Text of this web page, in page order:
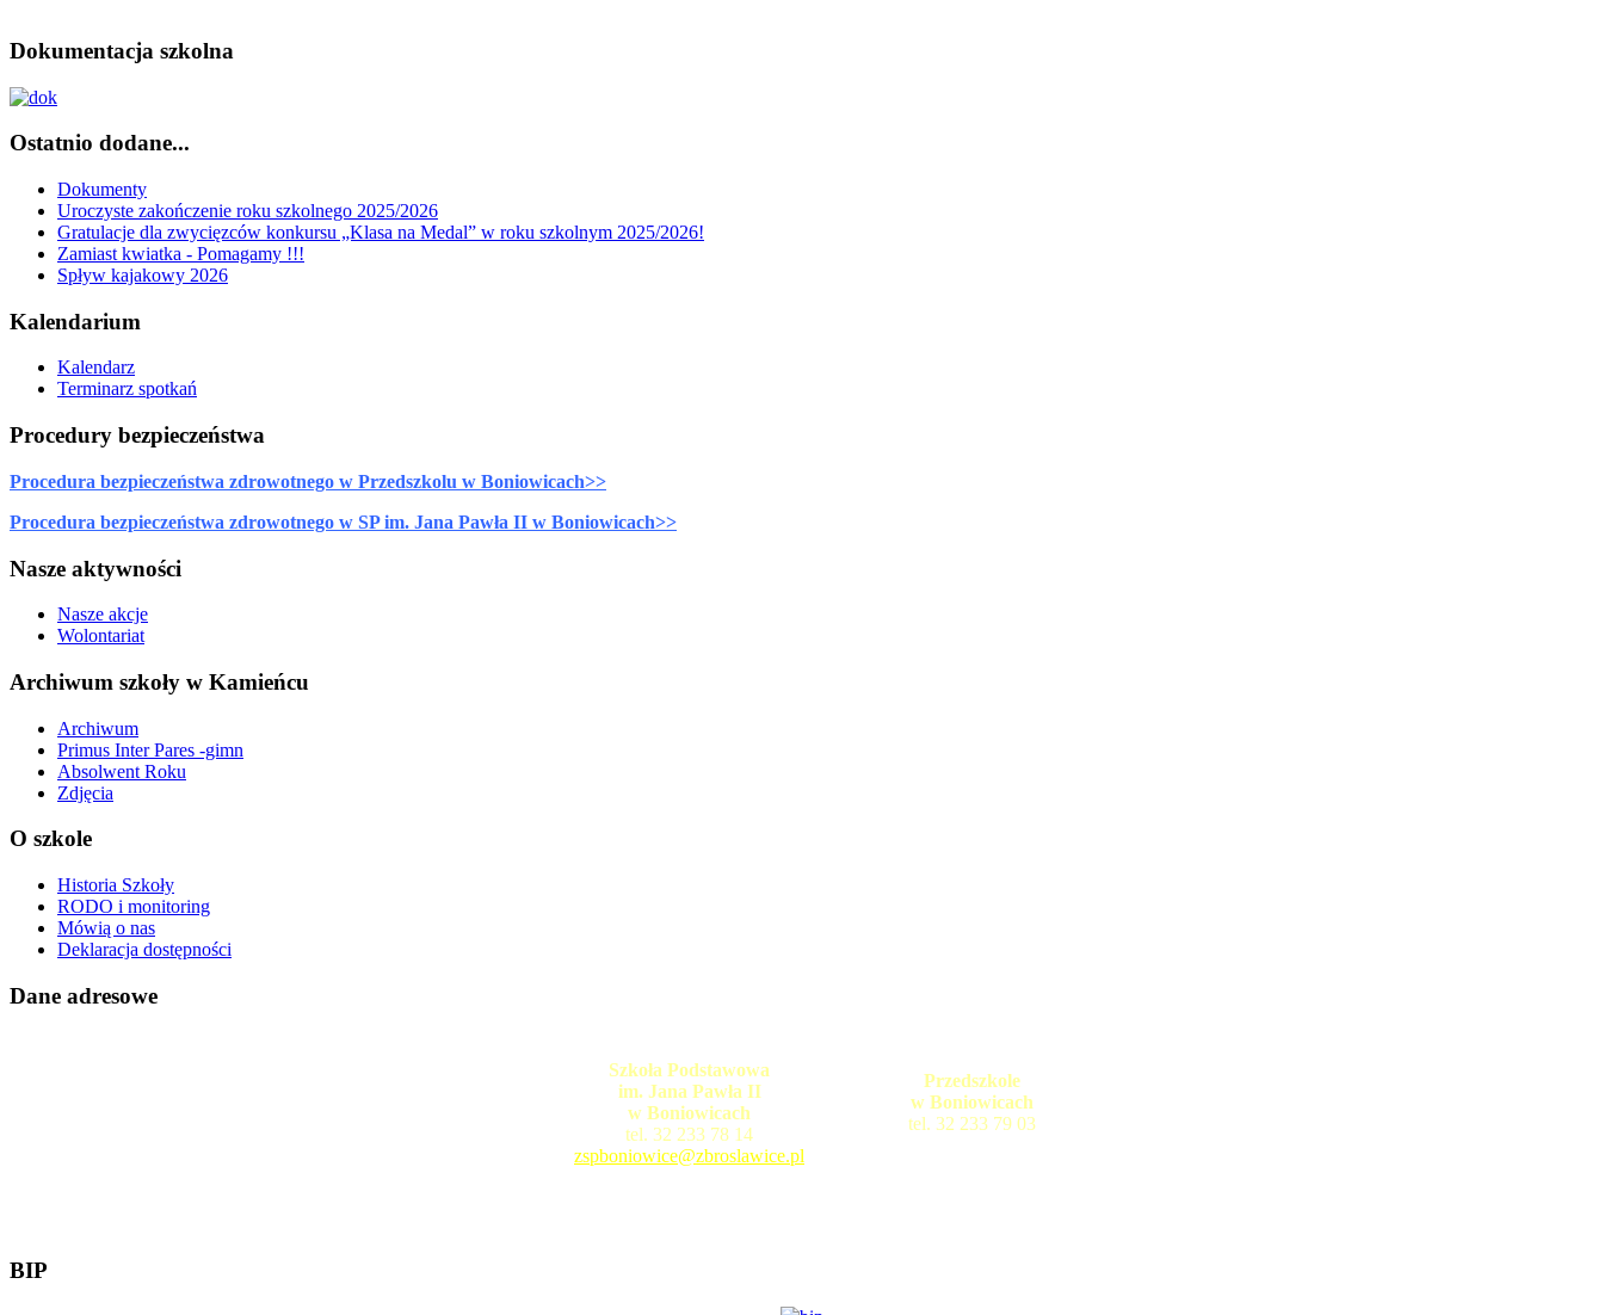
Dokumentacja szkolna
Ostatnio dodane...
Dokumenty
Uroczyste zakończenie roku szkolnego 2025/2026
Gratulacje dla zwycięzców konkursu „Klasa na Medal” w roku szkolnym 2025/2026!
Zamiast kwiatka - Pomagamy !!!
Spływ kajakowy 2026
Kalendarium
Kalendarz
Terminarz spotkań
Procedury bezpieczeństwa
Procedura bezpieczeństwa zdrowotnego w Przedszkolu w Boniowicach>>
Procedura bezpieczeństwa zdrowotnego w SP im. Jana Pawła II w Boniowicach>>
Nasze aktywności
Nasze akcje
Wolontariat
Archiwum szkoły w Kamieńcu
Archiwum
Primus Inter Pares -gimn
Absolwent Roku
Zdjęcia
O szkole
Historia Szkoły
RODO i monitoring
Mówią o nas
Deklaracja dostępności
Dane adresowe
Szkoła Podstawowa
im. Jana Pawła II
w Boniowicach
tel. 32 233 78 14
zspboniowice@zbroslawice.pl
Przedszkole
w Boniowicach
tel. 32 233 79 03
BIP